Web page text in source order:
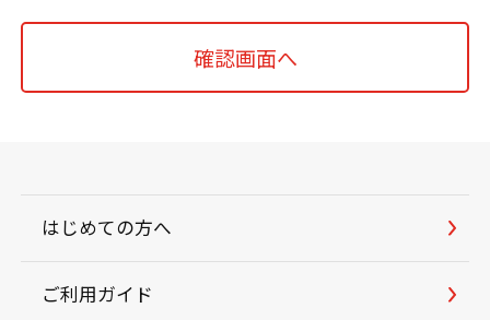
はじめての方へ
ご利用ガイド